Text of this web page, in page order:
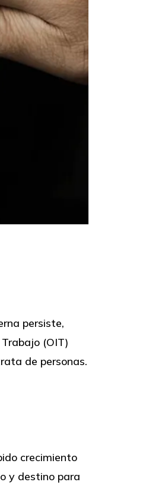
persiste,
(OIT)
de personas.
crecimiento
y destino para